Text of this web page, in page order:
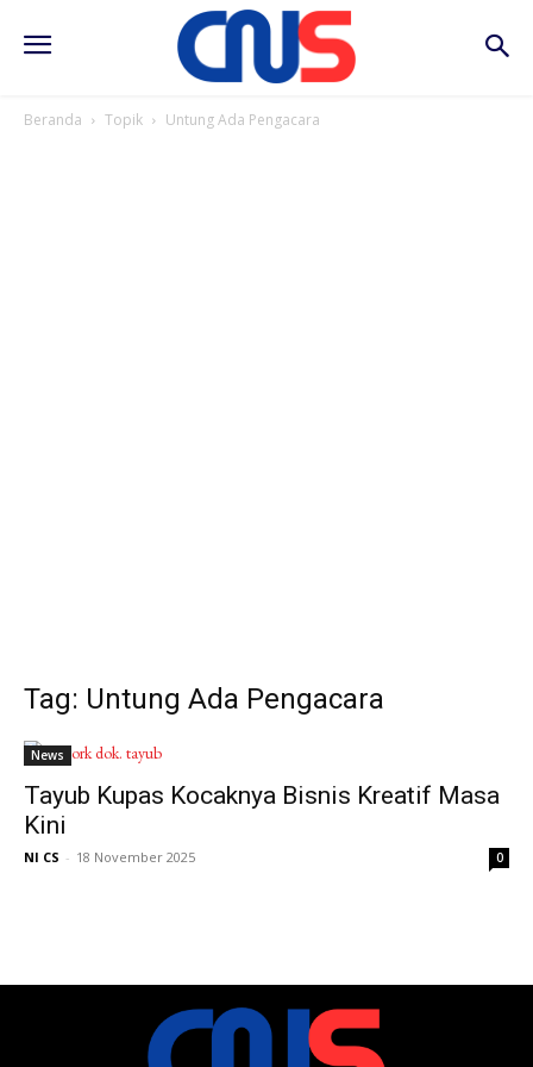
Beranda Topik Untung Ada Pengacara
Tag: Untung Ada Pengacara
News
Tayub Kupas Kocaknya Bisnis Kreatif Masa
Kini
NI CS - 18 November 2025 0